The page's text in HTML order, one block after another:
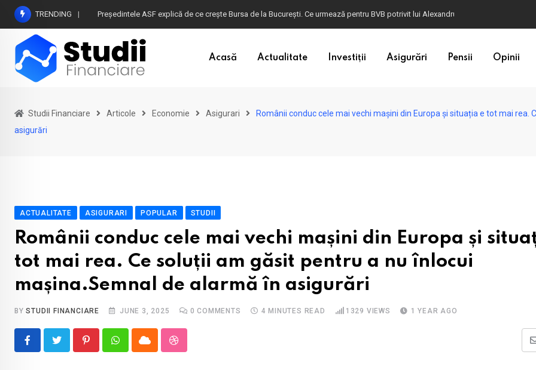
Skip
content
TRENDING Atenție la plățile în euro din timpul vacanței în Bulgaria. Dacă în România cele mai falsificate bancnote sunt cele de 50 de euro,
Acasă Actualitate Investiții Asigurări Pensii Opinii
Studii Financiare Articole Economie Asigurari
Românii conduc cele mai vechi mașini din Europa și situația e tot mai
asigurări
ACTUALITATE ASIGURARI POPULAR STUDII
Românii conduc cele mai vechi mașini din Europa și
tot mai rea. Ce soluții am găsit pentru a nu înlocui
mașina.Semnal de alarmă în asigurări
BYSTUDII FINANCIARE JUNE 3, 2025 0 COMMENTS 4 MINUTES READ 1329 VIEWS 1 YEAR AGO
PinterestWhatsappCloud StumbleUpon